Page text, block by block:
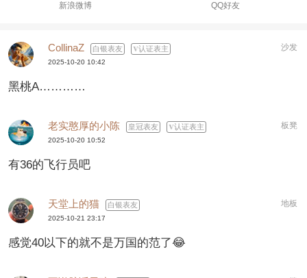
新浪微博 QQ好友
CollinaZ 白银表友 认证表主 沙发
2025-10-20 10:42
黑桃A…………
老实憨厚的小陈 皇冠表友 认证表主 板凳
2025-10-20 10:52
有36的飞行员吧
天堂上的猫 白银表友 地板
2025-10-21 23:17
感觉40以下的就不是万国的范了😂